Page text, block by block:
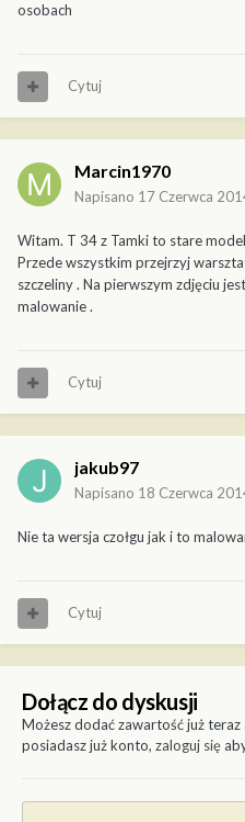
osobach
Cytuj
Marcin1970
Napisano 17 Czerwca
Witam. T 34 z Tamki to stare
Przede wszystkim przejrzyj
szczeliny . Na pierwszym zdjęciu
malowanie .
Cytuj
jakub97
Napisano 18 Czerwca
Nie ta wersja czołgu jak i to
Cytuj
Dołącz do dyskusji
Możesz dodać zawartość już
posiadasz już konto, zaloguj się